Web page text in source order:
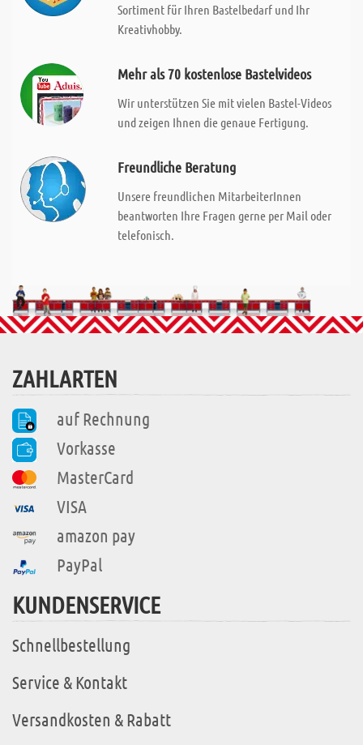
Sortiment für Ihren Bastelbedarf und Ihr
Kreativhobby.
Mehr als 70 kostenlose Bastelvideos
Wir unterstützen Sie mit vielen Bastel-Videos
und zeigen Ihnen die genaue Fertigung.
Freundliche Beratung
Unsere freundlichen MitarbeiterInnen
beantworten Ihre Fragen gerne per Mail oder
telefonisch.
ZAHLARTEN
auf Rechnung
Vorkasse
MasterCard
VISA
amazon pay
PayPal
KUNDENSERVICE
Schnellbestellung
Service & Kontakt
Versandkosten & Rabatt